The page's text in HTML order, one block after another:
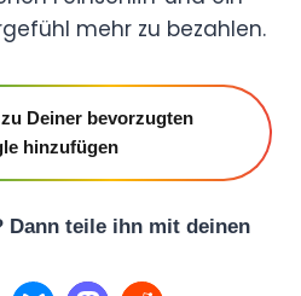
mehr zu bezahlen.
Deiner bevorzugten
hinzufügen
teile ihn mit deinen